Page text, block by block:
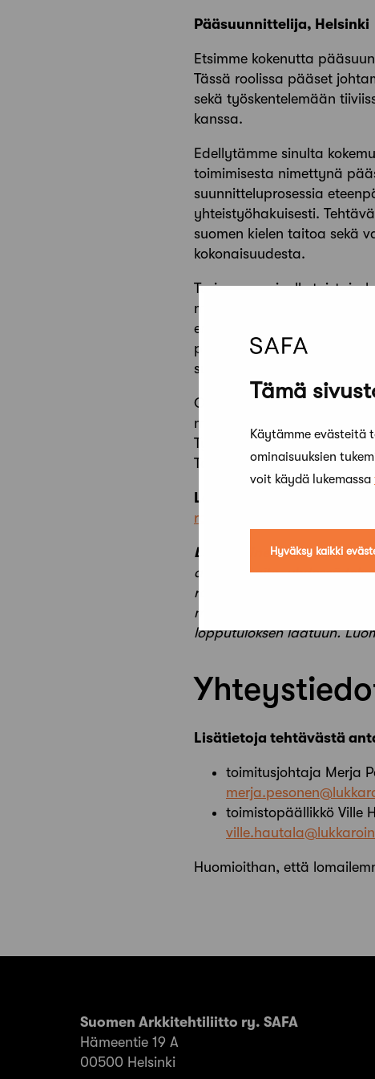
Tämä
Käytämme evästeitä
ominaisuuksien
voit käydä lukemassa
Hyväksy kaikki
Pääsuunnittelija, Helsinki
Etsimme kokenutta
Tässä roolissa pääset
sekä työskentelemään
kanssa.
Edellytämme sinulta
toimimisesta nimettynä
suunnitteluprosessia
yhteistyöhakuisesti.
suomen kielen taitoa sekä
kokonaisuudesta.
Tarjoamme sinulle
mahdollisuuden
erilaisissa hankkeissa.
projektiarkkitehdin kanssa,
suunnitteluosaamistasi
Osana työyhteisöämme
monipaikkakuntaisen
Työpisteesi sijaitsee
Tarjoamme lisäksi
Lähetä hakemuksesi
rekry@lukkaroinen.fi
Lukkaroinen Arkkitehdit
ammattitaito, yhdessä
rakennettua ympäristöä.
merkityksellisten
lopputuloksen laatuun.
Lisätietoja tehtävästä
toimitusjohtaja Merja
toimistopäällikkö Ville
Huomioithan, että
Suomen Arkkitehtiliitto ry. SAFA
Hämeentie 19 A
00500 Helsinki